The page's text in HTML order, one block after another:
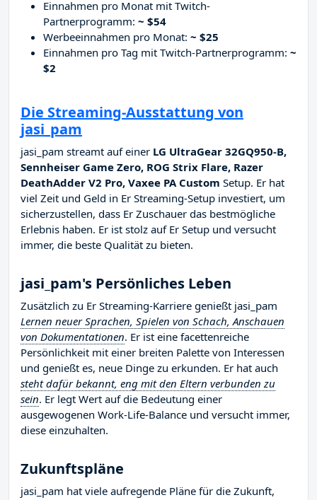
Einnahmen pro Monat mit Twitch-
Partnerprogramm: ~ $54
Werbeeinnahmen pro Monat: ~ $25
Einnahmen pro Tag mit Twitch-Partnerprogramm: ~
$2
Die Streaming-Ausstattung von
jasi_pam
jasi_pam streamt auf einer LG UltraGear 32GQ950-B,
Sennheiser Game Zero, ROG Strix Flare, Razer
DeathAdder V2 Pro, Vaxee PA Custom Setup. Er hat
viel Zeit und Geld in Er Streaming-Setup investiert, um
sicherzustellen, dass Er Zuschauer das bestmögliche
Erlebnis haben. Er ist stolz auf Er Setup und versucht
immer, die beste Qualität zu bieten.
jasi_pam's Persönliches Leben
Zusätzlich zu Er Streaming-Karriere genießt jasi_pam
Lernen neuer Sprachen, Spielen von Schach, Anschauen
von Dokumentationen. Er ist eine facettenreiche
Persönlichkeit mit einer breiten Palette von Interessen
und genießt es, neue Dinge zu erkunden. Er hat auch
steht dafür bekannt, eng mit den Eltern verbunden zu
sein. Er legt Wert auf die Bedeutung einer
ausgewogenen Work-Life-Balance und versucht immer,
diese einzuhalten.
Zukunftspläne
jasi_pam hat viele aufregende Pläne für die Zukunft,